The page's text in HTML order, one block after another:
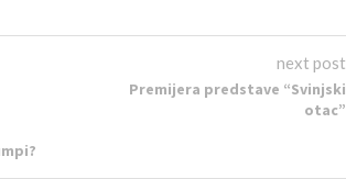
next post
Premijera predstave “Svinjski
otac”